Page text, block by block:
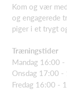
Kom og vær
og engagerede
piger i et trygt
Træningstider
Mandag 16:00
Onsdag 17:00
Fredag 16:00 -